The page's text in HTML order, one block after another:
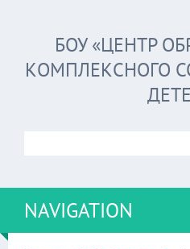
БОУ «ЦЕНТР
КОМПЛЕКСНОГО
NAVIGATION